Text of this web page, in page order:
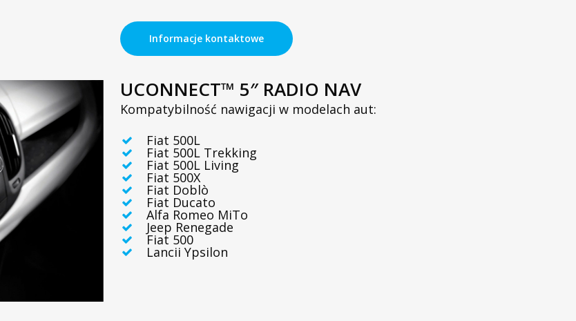
Informacje kontaktowe
UCONNECT™ 5″ RADIO NAV
Kompatybilność nawigacji w modelach aut:
Fiat 500L
Fiat 500L Trekking
Fiat 500L Living
Fiat 500X
Fiat Doblò
Fiat Ducato
Alfa Romeo MiTo
Jeep Renegade
Fiat 500
Lancii Ypsilon